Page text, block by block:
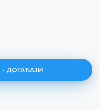
- ДОГАЂАЈИ